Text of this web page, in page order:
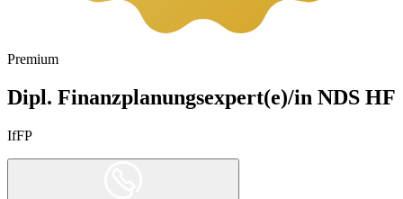
Premium
Dipl. Finanzplanungsexpert(e)/in NDS HF
IfFP